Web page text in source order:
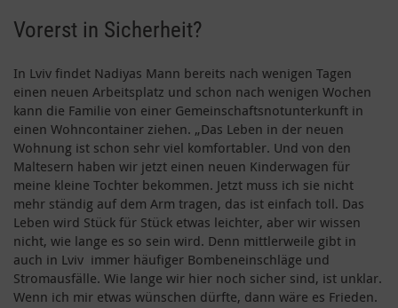
Vorerst in Sicherheit?
In Lviv findet Nadiyas Mann bereits nach wenigen Tagen
einen neuen Arbeitsplatz und schon nach wenigen Wochen
kann die Familie von einer Gemeinschaftsnotunterkunft in
einen Wohncontainer ziehen. „Das Leben in der neuen
Wohnung ist schon sehr viel komfortabler. Und von den
Maltesern haben wir jetzt einen neuen Kinderwagen für
meine kleine Tochter bekommen. Jetzt muss ich sie nicht
mehr ständig auf dem Arm tragen, das ist einfach toll. Das
Leben wird Stück für Stück etwas leichter, aber wir wissen
nicht, wie lange es so sein wird. Denn mittlerweile gibt in
auch in Lviv immer häufiger Bombeneinschläge und
Stromausfälle. Wie lange wir hier noch sicher sind, ist unklar.
Wenn ich mir etwas wünschen dürfte, dann wäre es Frieden.